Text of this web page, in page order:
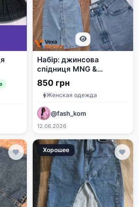
Набір: джинсова
спідниця MNG &
футболка "Breakfast at
Tiffany's"
850 грн
Женская одежда
@fash_kom
12.06.2026
Хорошее